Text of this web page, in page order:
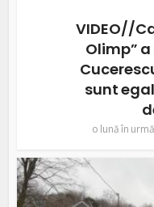
VIDEO//
Olimp”
sunt
o lună în urmă